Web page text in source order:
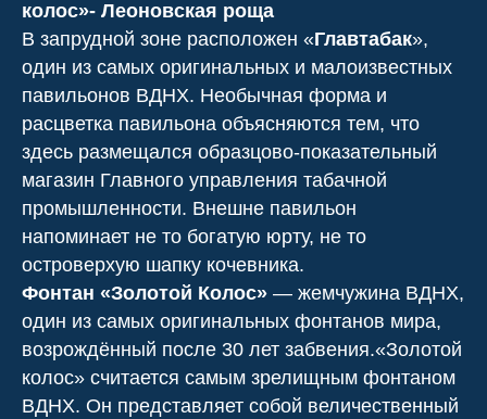
колос»- Леоновская роща
В запрудной зоне расположен «Главтабак»,
один из самых оригинальных и малоизвестных
павильонов ВДНХ. Необычная форма и
расцветка павильона объясняются тем, что
здесь размещался образцово-показательный
магазин Главного управления табачной
промышленности. Внешне павильон
напоминает не то богатую юрту, не то
островерхую шапку кочевника.
Фонтан «Золотой Колос» — жемчужина ВДНХ,
один из самых оригинальных фонтанов мира,
возрождённый после 30 лет забвения.«Золотой
колос» считается самым зрелищным фонтаном
ВДНХ. Он представляет собой величественный